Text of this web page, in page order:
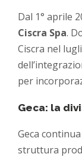
Dal 1° aprile
Ciscra Spa.
Ciscra nel
per
Geca: la
Geca
struttura